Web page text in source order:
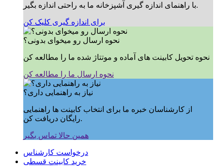
با راهنمای اندازه گیری آشپزخانه ما به راحتی اندازه بگیر.
برای اندازه گیری کلیک کن
نحوه ارسال رو میخوای بدونی؟
نحوه تحویل کابینت های آماده و موتتاژ شده ما را مطالعه کن
نحوه ارسال ما را مطالعه کن
نیاز به راهنمایی داری؟
از کارشناسان خبره ما برای انتخاب کابینت ها راهنمایی
رایگان دریافت کن.
همین حالا تماس بگیر
درخواست کارشناس
خرید کابینت قسطی